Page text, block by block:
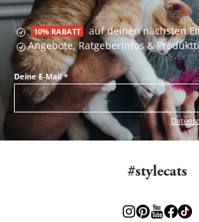
10% RABATT auf deinen nächsten
Angebote, Ratgeberinfos &
Deine E-Mail*
#stylecats